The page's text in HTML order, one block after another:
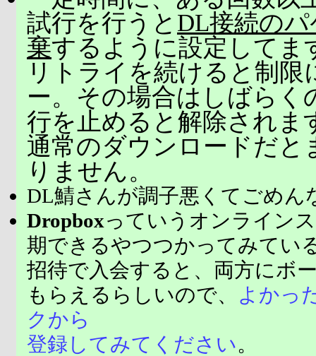
試行を行うと DL接続の
棄するように設定してま
リトライを続けると制限
ー。その場合はしばらく
行を止めると解除されま
通常のダウンロードだと
りません。
DL鯖さんが調子悪くてごめん
Dropboxっていうオンライン
期できるやつつかってみてい
招待で入会すると、両方にボ
もらえるらしいので、
よかっ
クから
登録してみてください。